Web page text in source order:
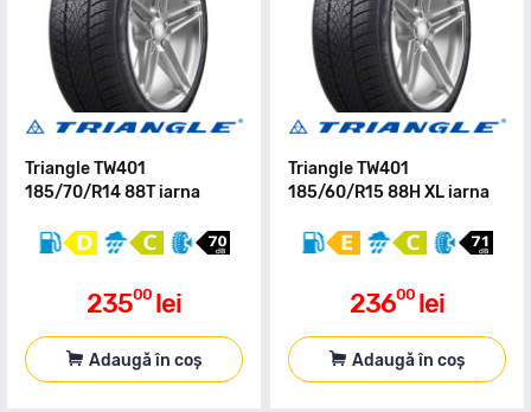
Triangle TW401
185/70/R14 88T iarna
23500 lei
Adaugă în coș
Triangle TW401
185/60/R15 88H XL iarna
23600 lei
Adaugă în coș